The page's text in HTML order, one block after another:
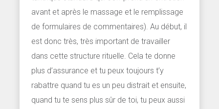
avant et après le massage et le remplissage
de formulaires de commentaires). Au début, il
est donc très, très important de travailler
dans cette structure rituelle. Cela te donne
plus d’assurance et tu peux toujours t’y
rabattre quand tu es un peu distrait et ensuite,
quand tu te sens plus sûr de toi, tu peux aussi